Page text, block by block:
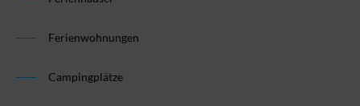
Ferienwohnungen
Campingplätze